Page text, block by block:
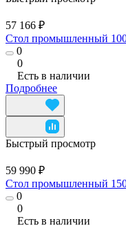
57 166 ₽
Стол промышленный
0
0
Есть в наличии
Подробнее
Быстрый просмотр
59 990 ₽
Стол промышленный
0
0
Есть в наличии